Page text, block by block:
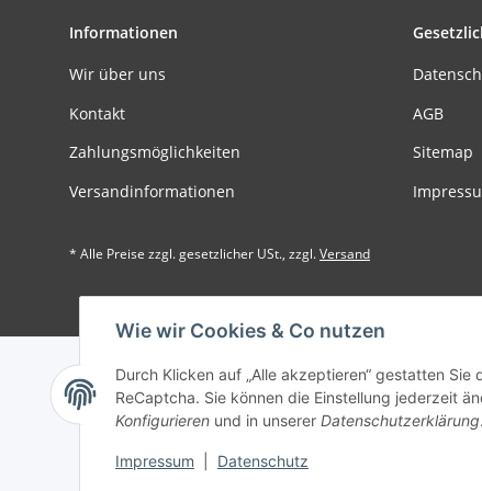
Wie wir Cookies & Co nutzen
Durch Klicken auf „Alle akzeptieren“ gestatten
ReCaptcha. Sie können die Einstellung jederzeit
Konfigurieren und in unserer Datenschutzerklärung.
Impressum Datenschutz
Informationen
Wir über uns
Kontakt
Zahlungsmöglichkeiten
Versandinformationen
AGB
Sitemap
* Alle Preise zzgl. gesetzlicher USt., zzgl.Versand